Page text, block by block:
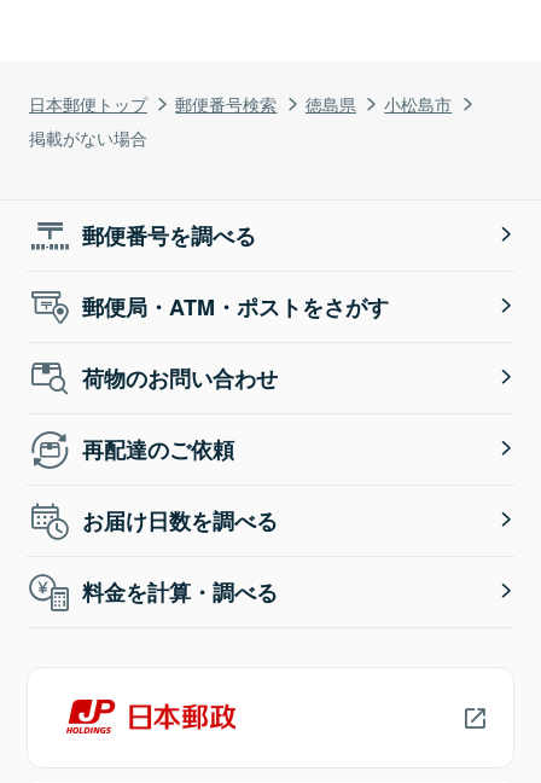
日本郵便トップ 郵便番号検索 徳島県
小松島市
掲載がない場合
郵便番号を調べる
郵便局・ATM・ポストをさがす
荷物のお問い合わせ
再配達のご依頼
お届け日数を調べる
料金を計算・調べる